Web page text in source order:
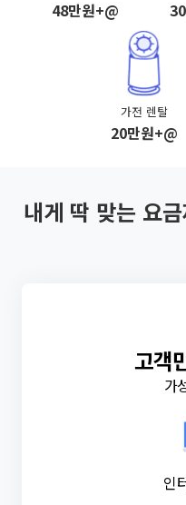
48만원+@
가전 렌탈
20만원+@
내게 딱 맞는 요
고객
가
인